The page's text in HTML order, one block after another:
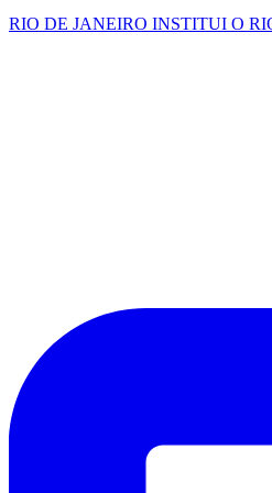
RIO DE JANEIRO INSTITUI O